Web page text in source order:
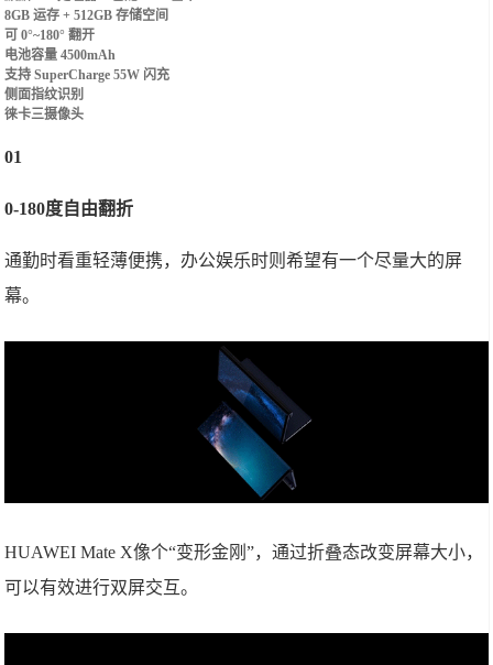
8GB 运存 + 512GB 存储空间
可 0°~180° 翻开
电池容量 4500mAh
支持 SuperCharge 55W 闪充
侧面指纹识别
徕卡三摄像头
01
0-180度自由翻折
通勤时看重轻薄便携，办公娱乐时则希望有一个尽量大的屏
幕。
HUAWEI Mate X像个“变形金刚”，通过折叠态改变屏幕大小，
可以有效进行双屏交互。